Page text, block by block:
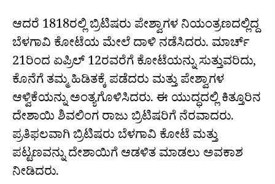
ಆದರೆ 1818ರಲ್ಲಿ ಬ್ರಿಟಿಷರು ಪೇಶ್ವಾಗಳ ನಿಯಂತ್ರಣದಲ್ಲಿದ್ದ
ಬೆಳಗಾವಿ ಕೋಟೆಯ ಮೇಲೆ ದಾಳಿ ನಡೆಸಿದರು. ಮಾರ್ಚ್
21ರಿಂದ ಏಪ್ರಿಲ್ 12ರವರೆಗೆ ಕೋಟೆಯನ್ನು ಸುತ್ತುವರಿದು,
ಕೊನೆಗೆ ತಮ್ಮ ಹಿಡಿತಕ್ಕೆ ಪಡೆದರು ಮತ್ತು ಪೇಶ್ವಾಗಳ
ಆಳ್ವಿಕೆಯನ್ನು ಅಂತ್ಯಗೊಳಿಸಿದರು. ಈ ಯುದ್ಧದಲ್ಲಿ ಕಿತ್ತೂರಿನ
ದೇಶಾಯಿ ಶಿವಲಿಂಗ ರಾಜು ಬ್ರಿಟಿಷರಿಗೆ ನೆರವಾದರು.
ಪ್ರತಿಫಲವಾಗಿ ಬ್ರಿಟಿಷರು ಬೆಳಗಾವಿ ಕೋಟೆ ಮತ್ತು
ಪಟ್ಟಣವನ್ನು ದೇಶಾಯಿಗೆ ಆಡಳಿತ ಮಾಡಲು ಅವಕಾಶ
ನೀಡಿದರು.